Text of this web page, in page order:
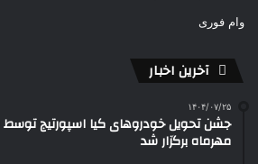
وام فوری
آخرین اخبار
۱۴۰۴/۰۷/۲۵
جشن تحویل خودروهای کیا اسپورتیج
مهرماه برگزار شد